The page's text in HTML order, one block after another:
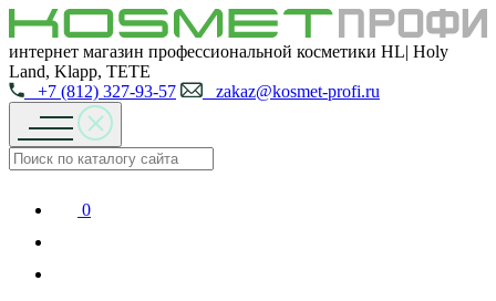
интернет магазин профессиональной косметики HL| Holy
Land, Klapp, TETE
+7 (812) 327-93-57
zakaz@kosmet-profi.ru
0